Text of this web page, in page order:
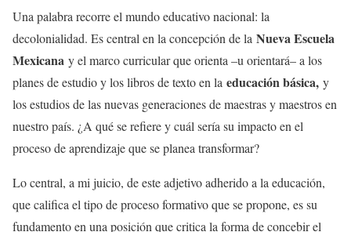
Una palabra recorre el mundo educativo nacional: la
decolonialidad. Es central en la concepción de la Nueva Escuela
Mexicana y el marco curricular que orienta –u orientará– a los
planes de estudio y los libros de texto en la educación básica, y
los estudios de las nuevas generaciones de maestras y maestros en
nuestro país. ¿A qué se refiere y cuál sería su impacto en el
proceso de aprendizaje que se planea transformar?
Lo central, a mi juicio, de este adjetivo adherido a la educación,
que califica el tipo de proceso formativo que se propone, es su
fundamento en una posición que critica la forma de concebir el